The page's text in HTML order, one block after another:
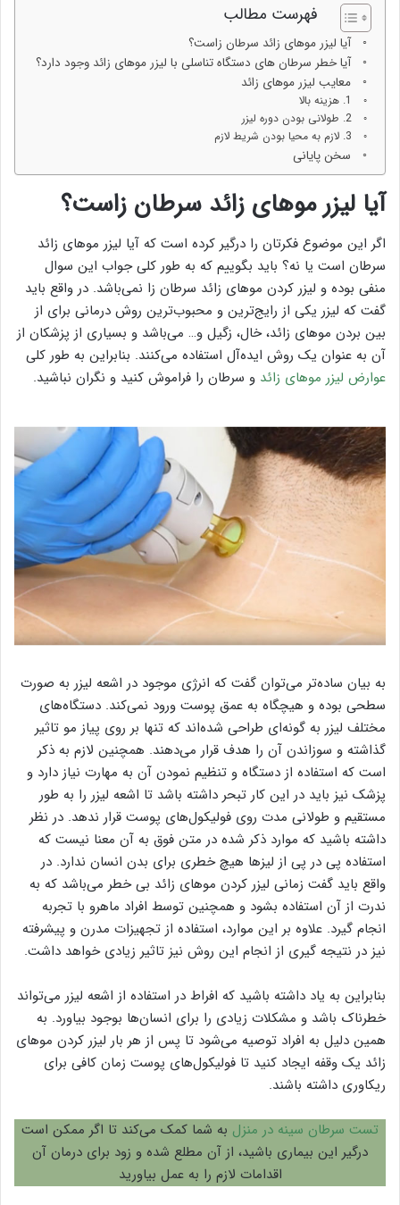
فهرست مطالب
آیا لیزر موهای زائد سرطان زاست؟
آیا خطر سرطان های دستگاه تناسلی با لیزر موهای زائد وجود دارد؟
معایب لیزر موهای زائد
1. هزینه بالا
2. طولانی بودن دوره لیزر
3. لازم به محیا بودن شریط لازم
سخن پایانی
آیا لیزر موهای زائد سرطان زاست؟
اگر این موضوع فکرتان را درگیر کرده است که آیا لیزر موهای زائد
سرطان است یا نه؟ باید بگوییم که به طور کلی جواب این سوال
منفی بوده و لیزر کردن موهای زائد سرطان زا نمی‌باشد. در واقع باید
گفت که لیزر یکی از رایج‌ترین و محبوب‌ترین روش‌ درمانی برای از
بین بردن موهای زائد، خال، زگیل و… می‌باشد و بسیاری از پزشکان از
آن به عنوان یک روش ایده‌آل استفاده می‌کنند. بنابراین به طور کلی
عوارض لیزر موهای زائد و سرطان را فراموش کنید و نگران نباشید.
به بیان ساده‌تر می‌توان گفت که انرژی موجود در اشعه لیزر به صورت
سطحی بوده و هیچگاه به عمق پوست ورود نمی‌کند. دستگاه‌های
مختلف لیزر به گونه‌ای طراحی شده‌اند که تنها بر روی پیاز مو تاثیر
گذاشته و سوزاندن آن را هدف قرار می‌دهند. همچنین لازم به ذکر
است که استفاده از دستگاه و تنظیم نمودن آن به مهارت نیاز دارد و
پزشک نیز باید در این کار تبحر داشته باشد تا اشعه لیزر را به طور
مستقیم و طولانی مدت روی فولیکول‌های پوست قرار ندهد. در نظر
داشته باشید که موارد ذکر شده در متن فوق به آن معنا نیست که
استفاده پی در پی از لیز‌ها هیچ خطری برای بدن انسان ندارد. در
واقع باید گفت زمانی لیزر کردن موهای زائد بی خطر می‌باشد که به
ندرت از آن استفاده بشود و همچنین توسط افراد ماهرو با تجربه
انجام گیرد. علاوه بر این موارد، استفاده از تجهیزات مدرن و پیشرفته
نیز در نتیجه گیری از انجام این روش نیز تاثیر زیادی خواهد داشت.
بنابراین به یاد داشته باشید که افراط در استفاده از اشعه لیزر می‌تواند
خطرناک باشد و مشکلات زیادی را برای انسان‌ها بوجود بیاورد. به
همین دلیل به افراد توصیه می‌شود تا پس از هر بار لیزر کردن موهای
زائد یک وقفه ایجاد کنید تا فولیکول‌های پوست زمان کافی برای
ریکاوری داشته باشند.
تست سرطان سينه در منزل به شما کمک می‌کند تا اگر ممکن است
درگیر این بیماری باشید، از آن مطلع شده و زود برای درمان آن
اقدامات لازم را به عمل بیاورید